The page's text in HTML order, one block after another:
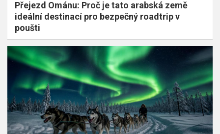
Přejezd Ománu: Proč je tato arabská země
ideální destinací pro bezpečný roadtrip v
poušti